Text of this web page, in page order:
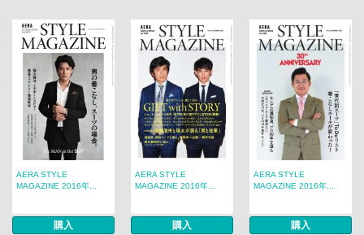
AERA STYLE
MAGAZINE 2016年...
購入
AERA STYLE
MAGAZINE 2016年...
購入
AERA STYLE
MAGAZINE 2016年...
購入